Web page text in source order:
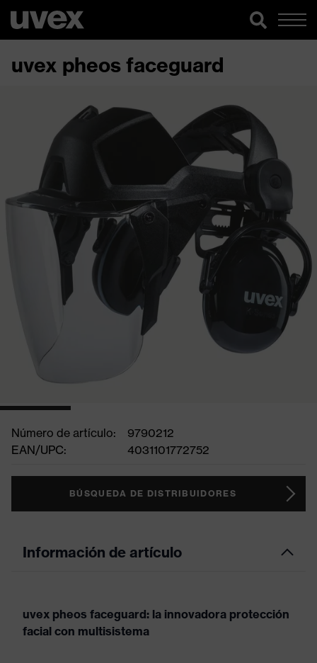
uvex pheos faceguard
Número de artículo:
9790212
EAN/UPC:
4031101772752
BÚSQUEDA DE DISTRIBUIDORES
Información de artículo
uvex pheos faceguard: la innovadora protección
facial con multisistema